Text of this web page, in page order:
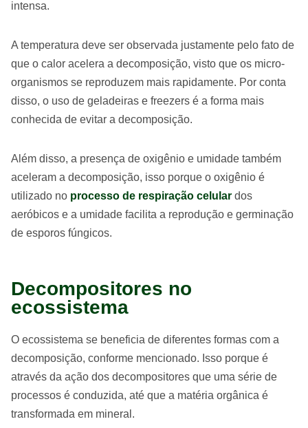
intensa.
A temperatura deve ser observada justamente pelo fato de
que o calor acelera a decomposição, visto que os micro-
organismos se reproduzem mais rapidamente. Por conta
disso, o uso de geladeiras e freezers é a forma mais
conhecida de evitar a decomposição.
Além disso, a presença de oxigênio e umidade também
aceleram a decomposição, isso porque o oxigênio é
utilizado no processo de respiração celular dos
aeróbicos e a umidade facilita a reprodução e germinação
de esporos fúngicos.
Decompositores no
ecossistema
O ecossistema se beneficia de diferentes formas com a
decomposição, conforme mencionado. Isso porque é
através da ação dos decompositores que uma série de
processos é conduzida, até que a matéria orgânica é
transformada em mineral.